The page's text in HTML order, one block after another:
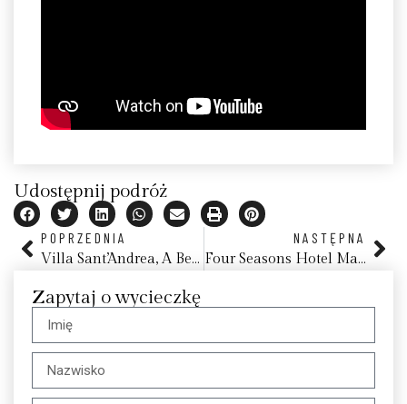
Udostępnij podróż
POPRZEDNIA
Villa Sant’Andrea, A Belmond Hotel, Taormina
NASTĘPNA
Four Seasons Hotel Madrid
Zapytaj o wycieczkę